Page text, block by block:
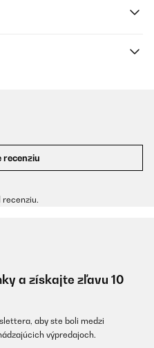
recenziu
a získajte zľavu 10
aby ste boli medzi
výpredajoch.